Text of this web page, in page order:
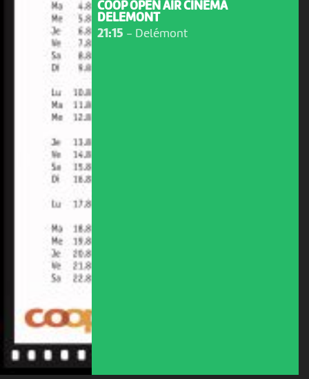
COOP OPEN AIR CINEMA
DELEMONT
21:15 - Delémont